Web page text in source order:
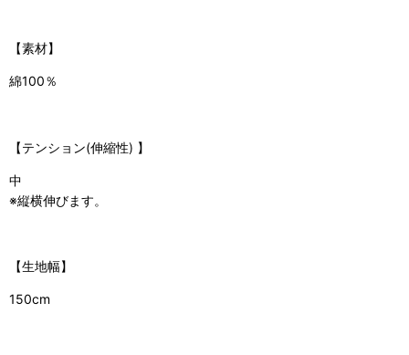
【素材】
綿100％
【テンション(伸縮性) 】
中
※縦横伸びます。
【生地幅】
150cm